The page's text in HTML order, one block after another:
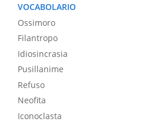
VOCABOLARIO
Ossimoro
Filantropo
Idiosincrasia
Pusillanime
Refuso
Neofita
Iconoclasta